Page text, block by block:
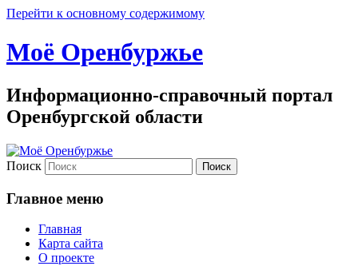
Перейти к основному содержимому
Моё Оренбуржье
Информационно-справочный портал
Оренбургской области
Поиск
Главное меню
Главная
Карта сайта
О проекте